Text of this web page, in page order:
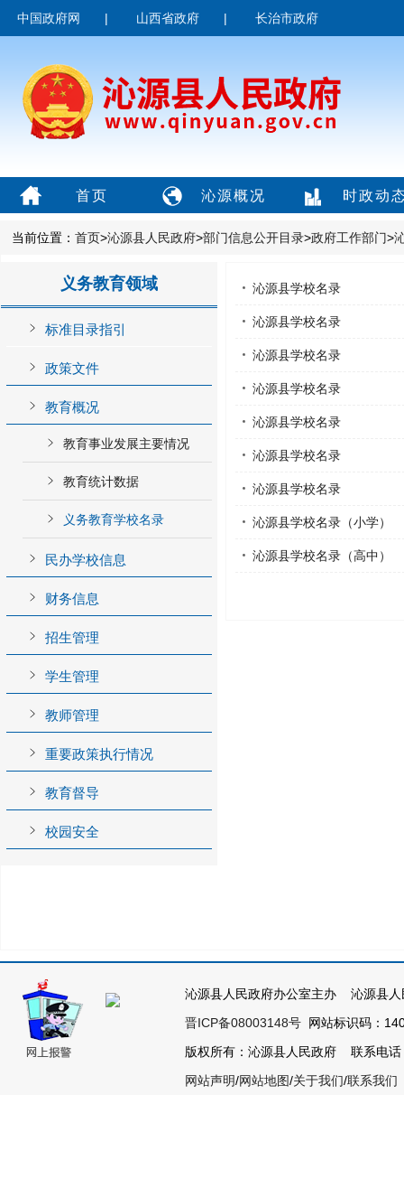
中国政府网 | 山西省政府 | 长治市政府
首页 沁源概况 时政动
当前位置： 首页>沁源县人民政府>部门信息公开目录>政府工作部门>
义务教育领域
标准目录指引
政策文件
教育概况
教育事业发展主要情况
教育统计数据
义务教育学校名录
民办学校信息
财务信息
招生管理
学生管理
教师管理
重要政策执行情况
教育督导
校园安全
沁源县学校名录
沁源县学校名录
沁源县学校名录
沁源县学校名录
沁源县学校名录
沁源县学校名录
沁源县学校名录
沁源县学校名录（小学）
沁源县学校名录（高中）
沁源县人民政府办公室主办 沁源县
晋ICP备08003148号 网站标识码：
版权所有：沁源县人民政府 联系电
网站声明/网站地图/关于我们/联系我们